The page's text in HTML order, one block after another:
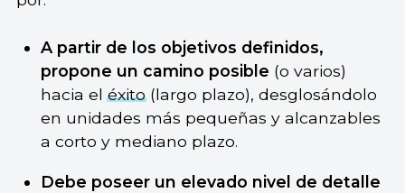
A partir de los objetivos definidos,
propone un camino posible (o varios)
hacia eléxito(largo plazo), desglosándolo
en unidades más pequeñas y alcanzables
a corto y mediano plazo.
Debe poseer un elevado nivel de detalle